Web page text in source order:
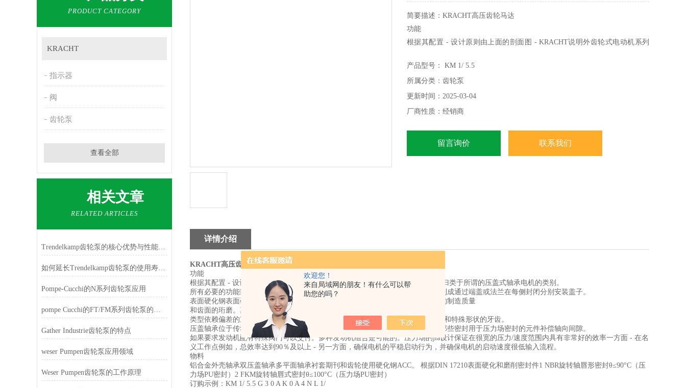
欢迎您！
来自局域网的朋友！有什么可以帮
助您的吗？
PRODUCT CATEGORY
KRACHT
指示器
阀
齿轮泵
查看全部
相关文章
RELATED ARTICLES
Trendelkamp齿轮泵的核心优势与性能特点
如何延长Trendelkamp齿轮泵的使用寿命？
Pompe-Cucchi的N系列齿轮泵应用
pompe Cucchi的FT/FM系列齿轮泵的特点
Gather Industrie齿轮泵的特点
weser Pumpen齿轮泵应用领域
Weser Pumpen齿轮泵的工作原理
简要描述：KRACHT高压齿轮马达
功能
根据其配置 - 设计原则由上面的剖面图 - KRACHT说明外齿轮式电动机系列
产品型号： KM 1/ 5.5
所属分类：齿轮泵
更新时间：2025-03-04
厂商性质：经销商
留言询价 联系我们
详情介绍
KRACHT高压齿轮马达
功能
根据其配置 - 设计原则由上面的剖面图 - KRACHT说明外齿轮式电动机系列KM 1归类于所谓的压盖式轴承电机的类别。
所有必要的功能部件，如传动装置和压盖轴承位于铝制外壳中由高强度挤压合金制成通过端盖或法兰在每侧封闭分别安装盖子。
表面硬化钢表面硬化钢的传动装置条件由小齿轮轴和小齿轮组成。通过研磨确保的制造质量
和齿面的珩磨。期刊的表面是超级完成的。
类型依赖偏差的重要减少体积流量和压力脉动是在大齿数（z = 13）的基础上实现和特殊形状的牙齿。
压盖轴承位于传动装置的两侧在重型多组分飞机上运载轴颈轴承衬套并另外包含那些密封用于压力场密封的元件补偿轴向间隙。
如果要求发动机配有特殊阀门可以交付。多种发动机组合是可能的。压力场的jia设计保证在很宽的压力/速度范围内具有非常好的效率一方面 - 在名
义工作点例如，总效率达到90％及以上 - 另一方面，确保电机的平稳启动行为，并确保电机的启动速度很低输入流程。
物料
铝合金外壳轴承双压盖轴承多平面轴承衬套期刊和齿轮使用硬化钢ACC。 根据DIN 17210表面硬化和磨削密封件1 NBR旋转轴唇形密封θ≤90°C（压
力场PU密封）2 FKM旋转轴唇式密封θ≤100°C（压力场PU密封）
订购示例：KM 1/ 5.5 G 3 0 A K 0 A 4 N L 1/